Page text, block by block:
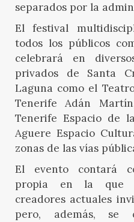
separados por la
El festival
todos los públicos
celebrará en
privados de Santa
Laguna como el
Tenerife Adán
Tenerife Espacio de
Aguere Espacio
zonas de las vías
El evento contará
propia en la que
creadores actuales
pero, además, se